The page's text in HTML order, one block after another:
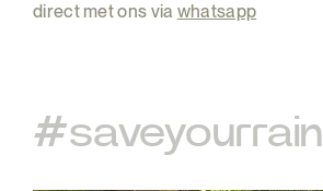
direct met ons via whatsapp
#saveyourrain